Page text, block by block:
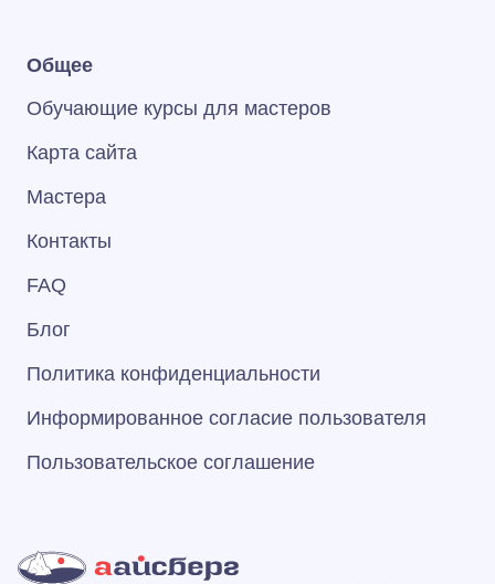
Общее
Обучающие курсы для мастеров
Карта сайта
Мастера
Контакты
FAQ
Блог
Политика конфиденциальности
Информированное согласие пользователя
Пользовательское соглашение